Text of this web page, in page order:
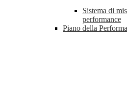
Sistema di
performance
Piano della